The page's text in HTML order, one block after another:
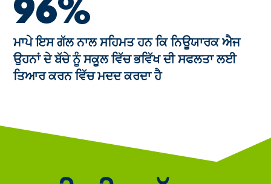
96%
ਮਾਪੇ ਇਸ ਗੱਲ ਨਾਲ ਸਹਿਮਤ ਹਨ ਕਿ ਨਿਊਯਾਰਕ ਐਜ
ਉਹਨਾਂ ਦੇ ਬੱਚੇ ਨੂੰ ਸਕੂਲ ਵਿੱਚ ਭਵਿੱਖ ਦੀ ਸਫਲਤਾ ਲਈ
ਤਿਆਰ ਕਰਨ ਵਿੱਚ ਮਦਦ ਕਰਦਾ ਹੈ